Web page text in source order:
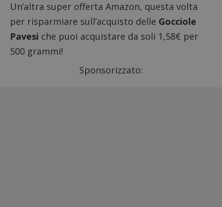
Un’altra super offerta Amazon, questa volta
per risparmiare sull’acquisto delle Gocciole
Pavesi che puoi acquistare da soli 1,58€ per
500 grammi!
Sponsorizzato: